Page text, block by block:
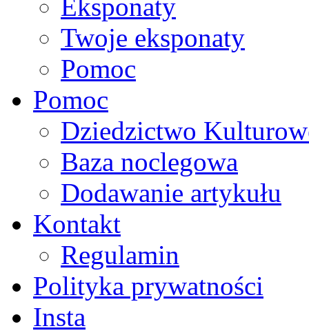
Eksponaty
Twoje eksponaty
Pomoc
Pomoc
Dziedzictwo
Baza noclegowa
Dodawanie artykułu
Kontakt
Regulamin
Polityka prywatności
Insta